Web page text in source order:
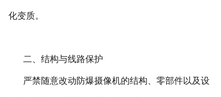
化变质。
二、结构与线路保护
严禁随意改动防爆摄像机的结构、零部件以及设